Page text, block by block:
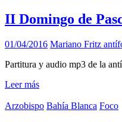
II Domingo de
01/04/2016 Mariano Fritz
Partitura y audio mp3 de la
Leer más
Arzobispo Bahía Blanca Foco